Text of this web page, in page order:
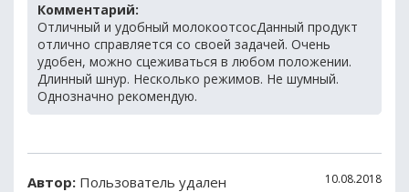
Комментарий:
Отличный и удобный молокоотсосДанный продукт
отлично справляется со своей задачей. Очень
удобен, можно сцеживаться в любом положении.
Длинный шнур. Несколько режимов. Не шумный.
Однозначно рекомендую.
Автор: Пользователь удален 10.08.2018